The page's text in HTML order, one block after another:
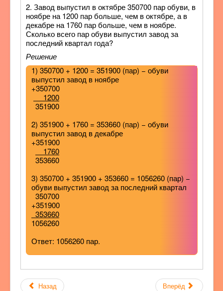
2. Завод выпустил в октябре 350700 пар обуви, в
ноябре на 1200 пар больше, чем в октябре, а в
декабре на 1760 пар больше, чем в ноябре.
Сколько всего пар обуви выпустил завод за
последний квартал года?
Решение
1) 350700 + 1200 = 351900 (пар) − обуви
выпустил завод в ноябре
+350700
1200
351900
2) 351900 + 1760 = 353660 (пар) − обуви
выпустил завод в декабре
+351900
1760
353660
3) 350700 + 351900 + 353660 = 1056260 (пар) −
обуви выпустил завод за последний квартал
350700
+351900
353660
1056260
Ответ: 1056260 пар.
Назад Вперёд